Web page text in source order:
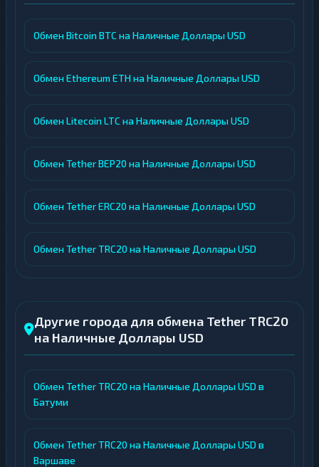
Обмен Bitcoin BTC на Наличные Доллары USD
Обмен Ethereum ETH на Наличные Доллары USD
Обмен Litecoin LTC на Наличные Доллары USD
Обмен Tether BEP20 на Наличные Доллары USD
Обмен Tether ERC20 на Наличные Доллары USD
Обмен Tether TRC20 на Наличные Доллары USD
Другие города для обмена Tether TRC20
на Наличные Доллары USD
Обмен Tether TRC20 на Наличные Доллары USD в
Батуми
Обмен Tether TRC20 на Наличные Доллары USD в
Варшаве